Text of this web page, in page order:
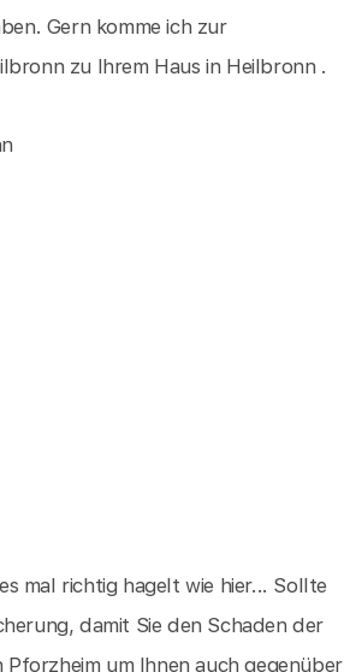
Gern komme ich zur
zu Ihrem Haus in Heilbronn .
mal richtig hagelt wie hier... Sollte
damit Sie den Schaden der
um Ihnen auch gegenüber